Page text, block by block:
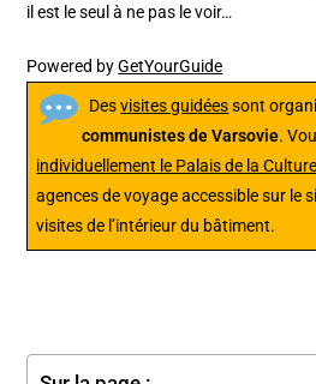
il est le seul à ne pas le voir…
Powered byGetYourGuide
Desvisites guidéessont
communistes de Varsovie.
individuellement le Palais de la
agences de voyage accessible sur le
visites de l’intérieur du bâtiment.